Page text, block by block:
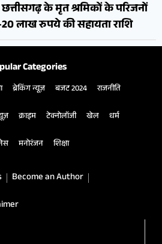
के मृत श्रमिकों के परिजनों
लाख रुपये की सहायता राशि
Categories
ब्रेकिंग न्यूज़ बजट 2024 राजनीति
क्राइम टेक्नोलॉजी खेल धर्म
मनोरंजन शिक्षा
Become an Author